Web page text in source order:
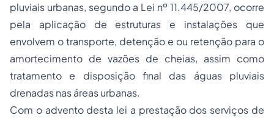
pluviais urbanas, segundo a Lei nº 11.445/2007, ocorre
pela aplicação de estruturas e instalações que
envolvem o transporte, detenção e ou retenção para o
amortecimento de vazões de cheias, assim como
tratamento e disposição final das águas pluviais
drenadas nas áreas urbanas.
Com o advento desta lei a prestação dos serviços de